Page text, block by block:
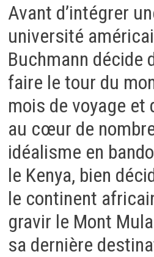
Avant d’intégrer
université
Buchmann décide
faire le tour du
mois de voyage et
au cœur de
idéalisme en
le Kenya, bien
le continent
gravir le Mont
sa dernière